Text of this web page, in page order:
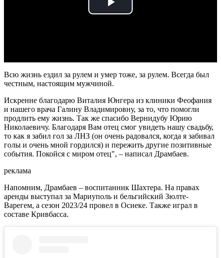
Play
Всю жизнь ездил за рулем и умер тоже, за рулем. Всегда был
честным, настоящим мужчиной.
Искренне благодарю Виталия Юнгера из клиники Феофания
и нашего врача Галину Владимировну, за то, что помогли
продлить ему жизнь. Так же спасибо Вернидубу Юрию
Николаевичу. Благодаря Вам отец смог увидеть нашу свадьбу,
то как я забил гол за ЛНЗ (он очень радовался, когда я забивал
голы и очень мной гордился) и пережить другие позитивные
события. Покойся с миром отец", – написал Драмбаев.
реклама
Напомним, Драмбаев – воспитанник Шахтера. На правах
аренды выступал за Мариуполь и бельгийский Зюлте-
Варегем, а сезон 2023/24 провел в Осиеке. Также играл в
составе Кривбасса.